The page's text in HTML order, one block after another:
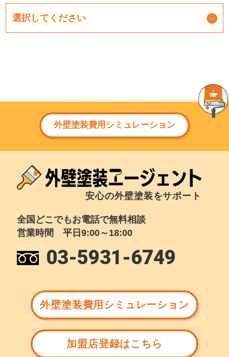
外壁塗装費用シミュレーション
安心の外壁塗装をサポート
全国どこでもお電話で無料相談
営業時間 平日9:00～18:00
03-5931-6749
外壁塗装費用シミュレーション
加盟店登録はこちら